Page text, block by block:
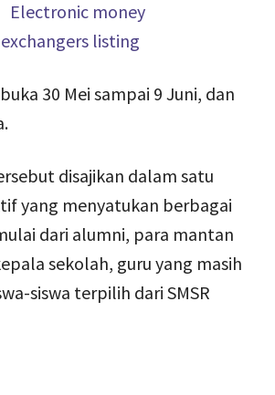
30 Mei sampai 9 Juni, dan
disajikan dalam satu
yang menyatukan berbagai
dari alumni, para mantan
sekolah, guru yang masih
siswa terpilih dari SMSR